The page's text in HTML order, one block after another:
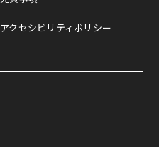
アクセシビリティポリシー